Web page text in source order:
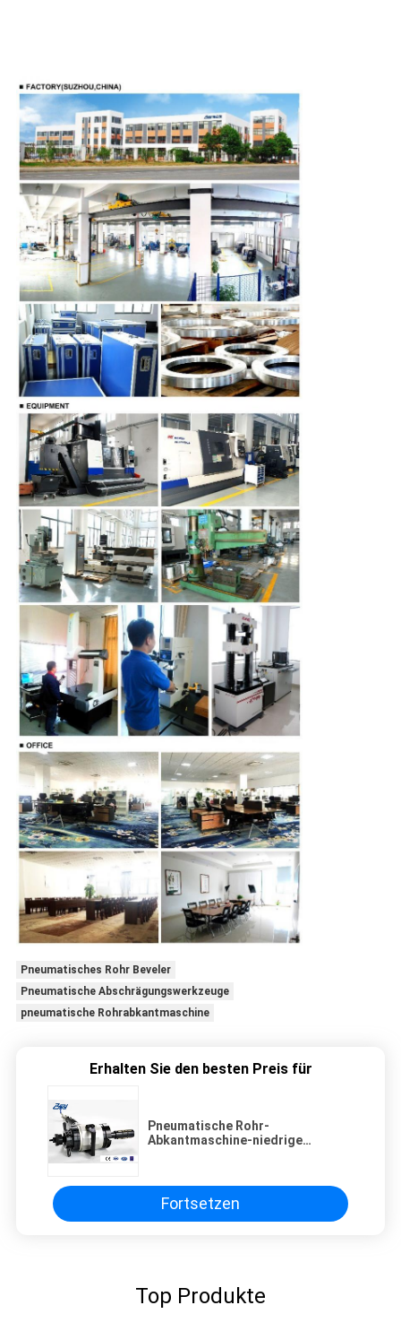
Pneumatisches Rohr Beveler
Pneumatische Abschrägungswerkzeuge
pneumatische Rohrabkantmaschine
Erhalten Sie den besten Preis für
Pneumatische Rohr-
Abkantmaschine-niedrige
Fortsetzen
Top Produkte